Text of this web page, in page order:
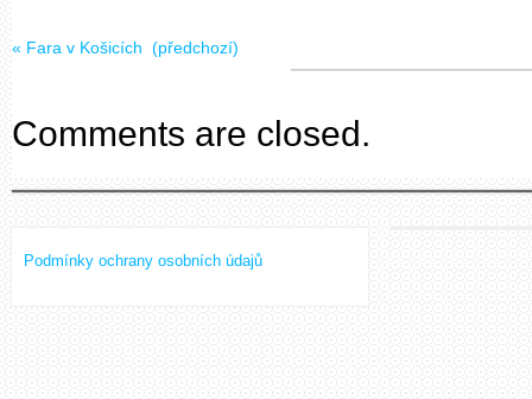
« Fara v Košicích (předchozí)
Comments are closed.
Podmínky ochrany osobních údajů